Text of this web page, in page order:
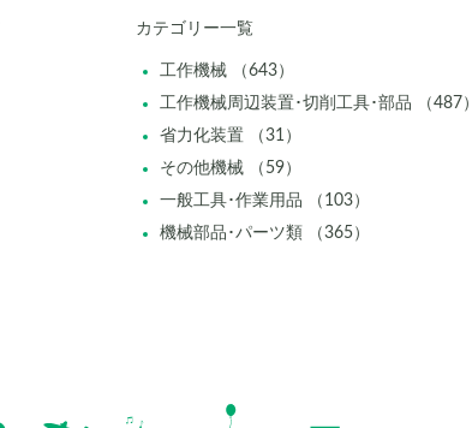
カテゴリー一覧
工作機械 （643）
工作機械周辺装置･切削工具･部品 （487）
省力化装置 （31）
その他機械 （59）
一般工具･作業用品 （103）
機械部品･パーツ類 （365）